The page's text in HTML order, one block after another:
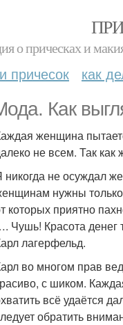
о прическах и
причесок как
Как
женщина
не всем. Так как
никогда не осуждал
нужны
которых приятно
Чушь! Красота денег
лагерфельд.
во многом прав
с шиком.
всё удаётся
обратить